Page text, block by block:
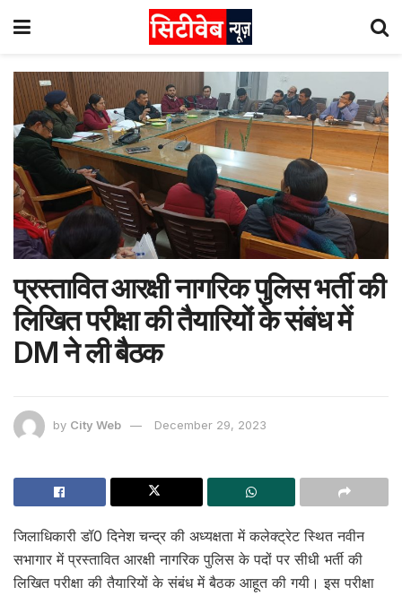
प्रस्तावित आरक्षी नागरिक पुलिस भर्ती की
लिखित परीक्षा की तैयारियों के संबंध में
DM ने ली बैठक
by City Web December 29, 2023
जिलाधिकारी डॉ0 दिनेश चन्द्र की अध्यक्षता में कलेक्ट्रेट स्थित नवीन
सभागार में प्रस्तावित आरक्षी नागरिक पुलिस के पदों पर सीधी भर्ती की
लिखित परीक्षा की तैयारियों के संबंध में बैठक आहूत की गयी। इस परीक्षा